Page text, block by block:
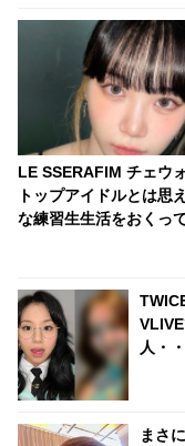
LE SSERAFIM チェウ
トップアイドルとは思
な練習生生活をおくっ
したんだね」
人・
まさ